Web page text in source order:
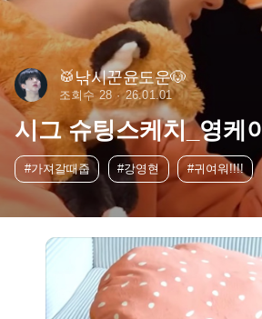
🥁낚시꾼윤도운🐶
조회수 28 26.01.01
시그 슈팅스케치_영케이
#가져갈때줍 #강영현 #귀여워!!!!